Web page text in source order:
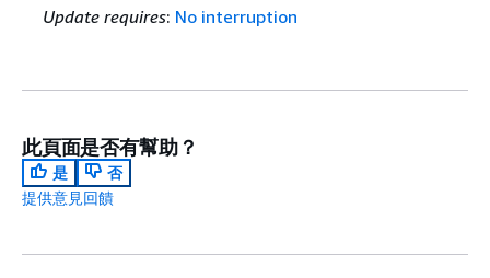
Update requires: No interruption
此頁面是否有幫助？
是
否
提供意見回饋